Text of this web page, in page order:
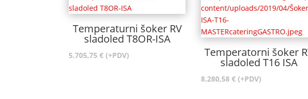
Temperaturni šoker RV
sladoled T8OR-ISA
5.705,75€ (+PDV) Temperatorni šoker
sladoled T16 ISA
8.280,58 € (+PDV)